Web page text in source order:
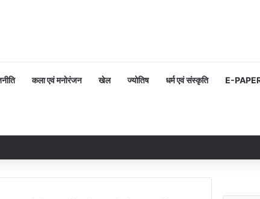
कला एवं मनोरंजन खेल ज्योतिष धर्म एवं संस्कृति E-